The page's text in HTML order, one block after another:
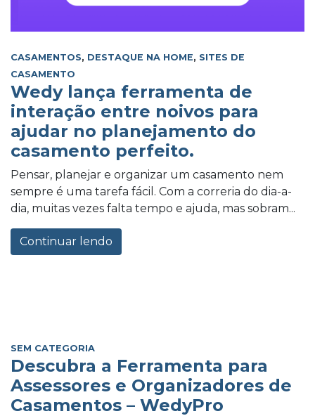
CASAMENTOS, DESTAQUE NA HOME, SITES DE
CASAMENTO
Wedy lança ferramenta de
interação entre noivos para
ajudar no planejamento do
casamento perfeito.
Pensar, planejar e organizar um casamento nem
sempre é uma tarefa fácil. Com a correria do dia-a-
dia, muitas vezes falta tempo e ajuda, mas sobram...
Continuar lendo
SEM CATEGORIA
Descubra a Ferramenta para
Assessores e Organizadores de
Casamentos – WedyPro